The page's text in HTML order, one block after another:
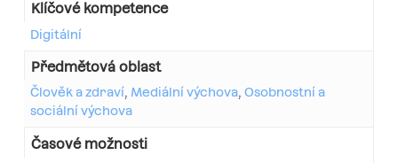
Klíčové kompetence
Digitální
Předmětová oblast
Člověk a zdraví, Mediální výchova, Osobnostní a
sociální výchova
Časové možnosti